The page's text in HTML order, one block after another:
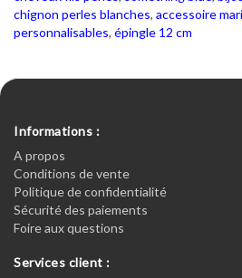
chignon perles blanches, accessoire
personnalisables, épingle 12 cm
Informations :
A propos
Conditions de vente
Politique de confidentialité
Sécurité des paiements
Foire aux questions
Services client :